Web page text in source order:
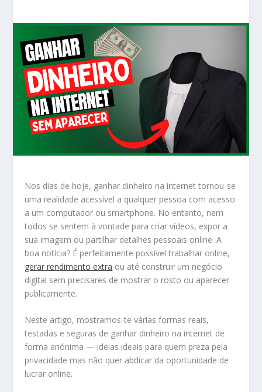
Nos dias de hoje, ganhar dinheiro na internet tornou-se
uma realidade acessível a qualquer pessoa com acesso
a um computador ou smartphone. No entanto, nem
todos se sentem à vontade para criar vídeos, expor a
sua imagem ou partilhar detalhes pessoais online. A
boa notícia? É perfeitamente possível trabalhar online,
gerar rendimento extra ou até construir um negócio
digital sem precisares de mostrar o rosto ou aparecer
publicamente.
Neste artigo, mostramos-te várias formas reais,
testadas e seguras de ganhar dinheiro na internet de
forma anónima — ideias ideais para quem preza pela
privacidade mas não quer abdicar da oportunidade de
lucrar online.